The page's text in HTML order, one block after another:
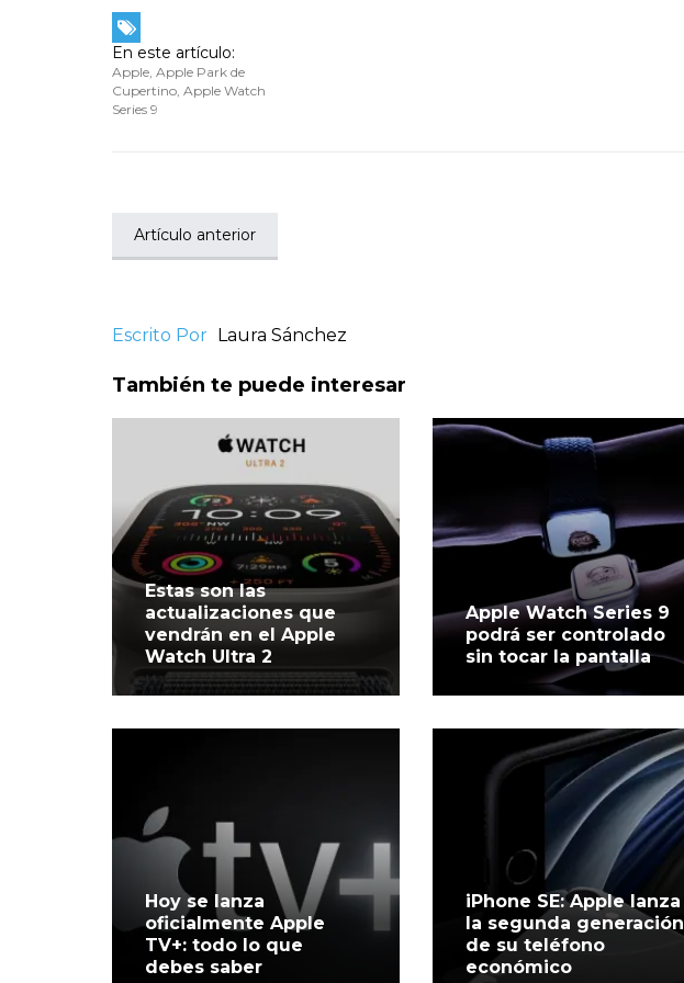
En este artículo:
Apple Apple Park de
Cupertino Apple Watch
Series 9
Artículo anterior
Escrito Por Laura Sánchez
También te puede interesar
Estas son las
actualizaciones que
vendrán en el Apple
Watch Ultra 2
Apple Watch Series 9
podrá ser controlado
sin tocar la pantalla
Hoy se lanza
oficialmente Apple
TV+: todo lo que
debes saber
iPhone SE: Apple lanza
la segunda generación
de su teléfono
económico